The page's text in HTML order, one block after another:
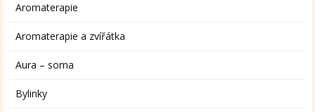
Aromaterapie
Aromaterapie a zvířátka
Aura – soma
Bylinky